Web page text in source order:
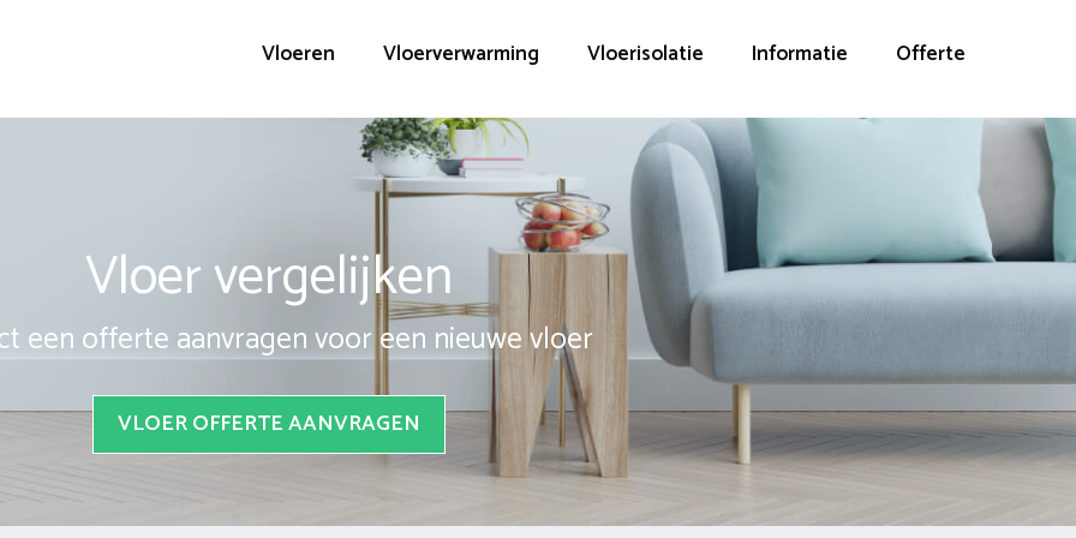
Vloeren Vloerverwarming Vloerisolatie Informatie Offerte
Vloer vergelijken
een offerte aanvragen voor een nieuwe vloer
VLOER OFFERTE AANVRAGEN